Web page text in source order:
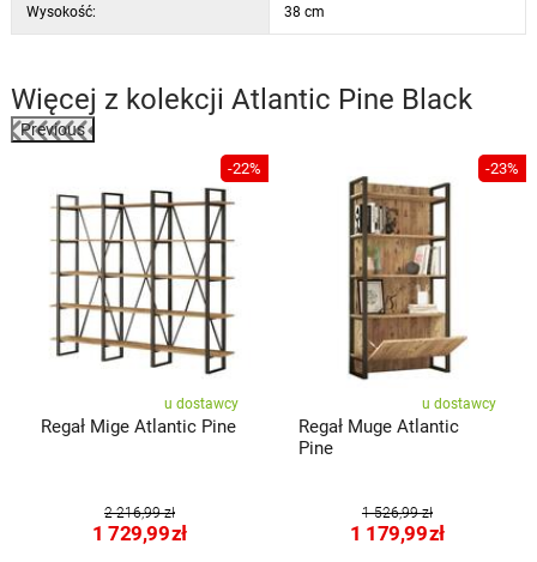
Wysokość: 38 cm
Więcej z kolekcji Atlantic Pine Black
Previous
-22%
u dostawcy
Regał Mige Atlantic Pine
2 216,99 zł
1 729,99zł
-23%
u dostawcy
Regał Muge Atlantic
Pine
1 526,99 zł
1 179,99zł